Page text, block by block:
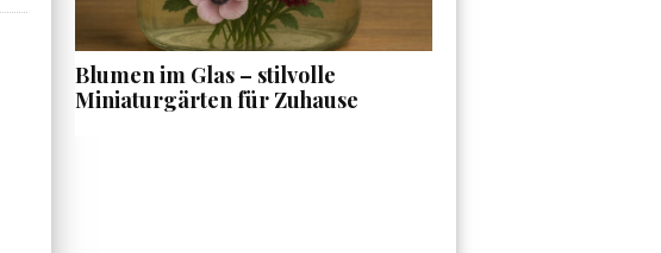
Blumen im Glas – stilvolle
Miniaturgärten für Zuhause